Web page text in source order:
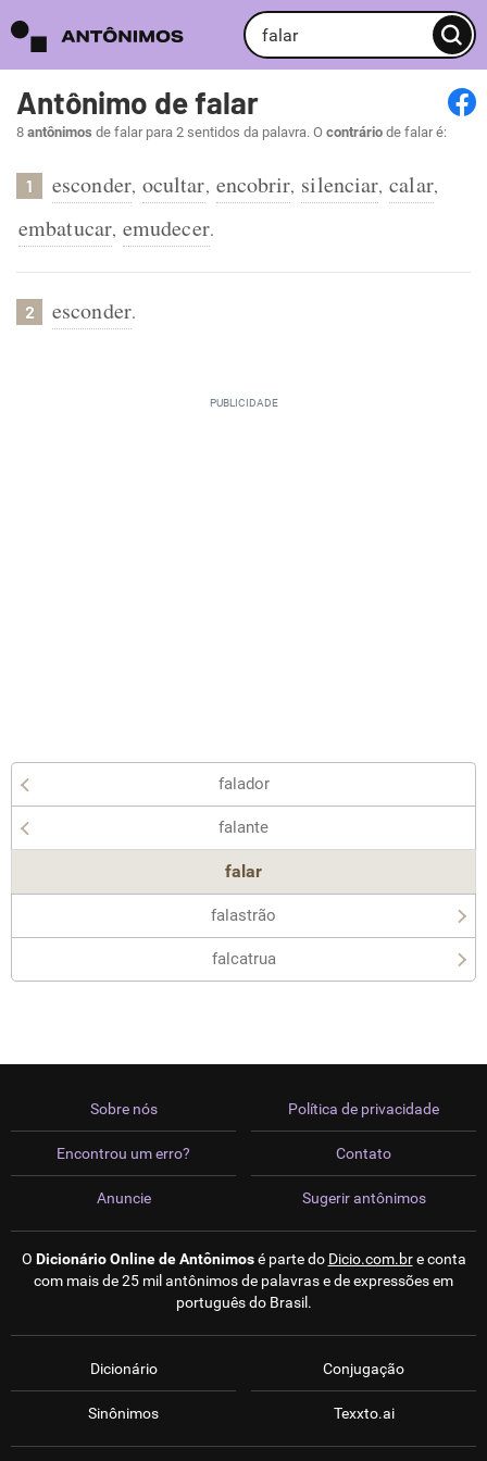
Antônimo de falar
8 antônimos de falar para 2 sentidos da palavra. O contrário de falar é:
1 esconder, ocultar, encobrir, silenciar, calar,
embatucar, emudecer.
2 esconder.
falador
falante
falar
falastrão
falcatrua
Sobre nós
Encontrou um erro?
Anuncie
Política de privacidade
Contato
Sugerir antônimos
O Dicionário Online de Antônimosé parte do Dicio.com.bre conta
com mais de 25 mil antônimos de palavras e de expressões em
português do Brasil.
Dicionário
Sinônimos
Conjugação
Texxto.ai